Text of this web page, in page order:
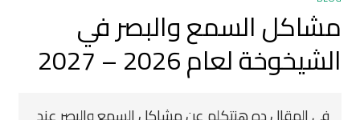
مشاكل السمع والبصر في
الشيخوخة لعام 2026 – 2027 ️